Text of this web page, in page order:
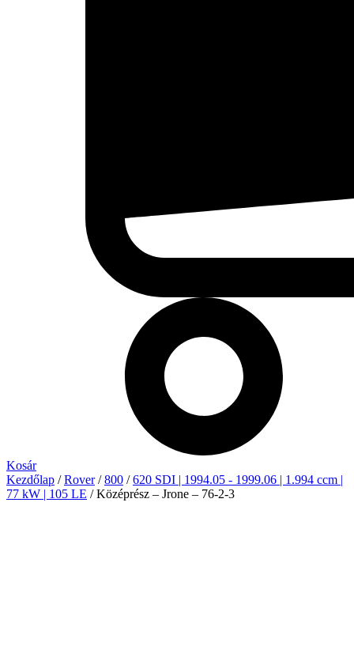
Kosár
Kezdőlap /Rover/800 /620 SDI | 1994.05 - 1999.06 | 1.994 ccm |
77 kW | 105 LE / Középrész – Jrone – 76-2-3